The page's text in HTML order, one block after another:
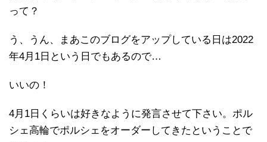
って？
う、うん、まあこのブログをアップしている日は2022
年4月1日という日でもあるので…
いいの！
4月1日くらいは好きなように発言させて下さい。ポル
シェ高輪でポルシェをオーダーしてきたということで